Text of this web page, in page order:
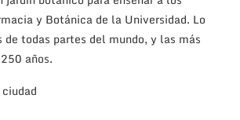
y Botánica de la Universidad. Lo
todas partes del mundo, y las más
años.